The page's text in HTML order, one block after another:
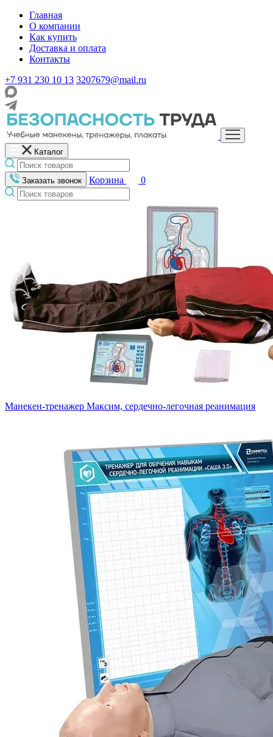
Главная
О компании
Как купить
Доставка и оплата
Контакты
+7 931 230 10 13 3207679@mail.ru
Каталог
Заказать звонок Корзина 0
Манекен-тренажер Максим, сердечно-легочная реанимация